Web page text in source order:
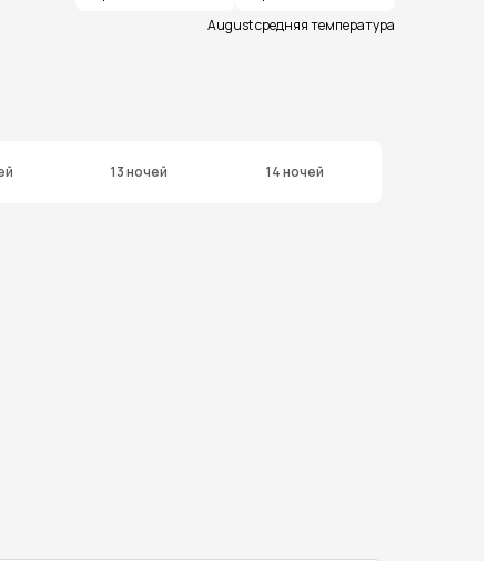
August средняя температура
13 ночей 14 ночей